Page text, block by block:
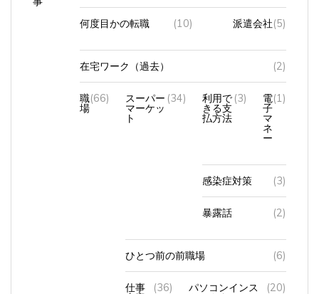
何度目かの転職 (10) 派遣会社(5)
在宅ワーク（過去） (2)
職
場
(66) スーパー
マーケッ
ト
(34) 利用で
きる支
払方法
(3) 電
子
マ
ネ
ー
(1)
感染症対策 (3)
暴露話 (2)
ひとつ前の前職場 (6)
仕事
内容
(36) パソコンインス
トラクター
(20)